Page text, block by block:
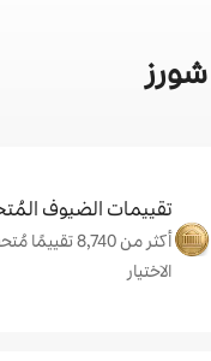
تقييمات الضيوف
أكثر من 8,740
الاختيار